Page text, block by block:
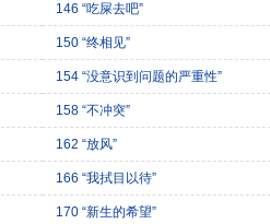
146 “吃屎去吧”
150 “终相见”
154 “没意识到问题的严重性”
158 “不冲突”
162 “放风”
166 “我拭目以待”
170 “新生的希望”